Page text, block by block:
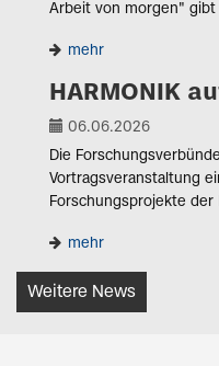
Arbeit von morgen" gibt
mehr
HARMONIK
06.06.2026
Die
Vortragsveranstaltung
Forschungsprojekte der
mehr
Weitere News